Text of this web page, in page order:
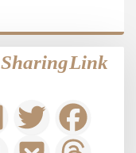
Sharing Link